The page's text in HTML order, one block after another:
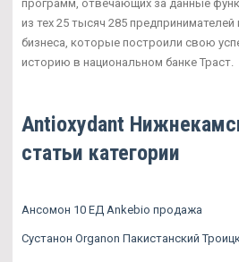
программ, отвечающих за данные
из тех 25 тысяч 285
бизнеса, которые построили свою
историю в национальном банке Траст.
Antioxydant
статьи категории
Ансомон 10 ЕД Ankebio продажа
Сустанон Organon Пакистанский